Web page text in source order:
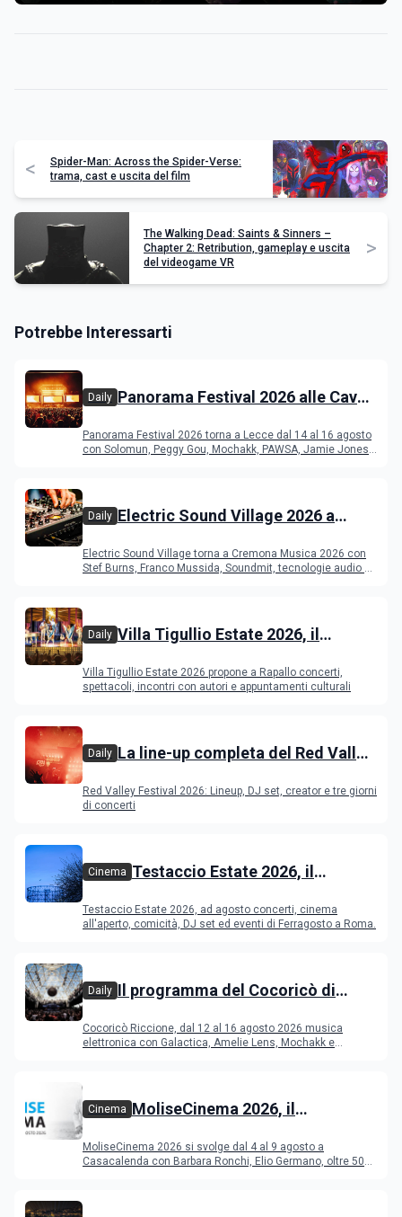
<
Spider-Man: Across the Spider-Verse:
trama, cast e uscita del film
The Walking Dead: Saints & Sinners –
Chapter 2: Retribution, gameplay e uscita
del videogame VR
>
Potrebbe Interessarti
Daily Panorama Festival 2026 alle Cave
programma
Panorama Festival 2026 torna a Lecce dal 14 al 16 agosto
con Solomun, Peggy Gou, Mochakk, PAWSA, Jamie Jones
Daily Electric Sound Village 2026 a
Young Band Contest, il programma
Electric Sound Village torna a Cremona Musica 2026 con
Stef Burns, Franco Mussida, Soundmit, tecnologie audio e
Daily Villa Tigullio Estate 2026, il
Villa Tigullio Estate 2026 propone a Rapallo concerti,
spettacoli, incontri con autori e appuntamenti culturali
Daily La line-up completa del Red Valley
Red Valley Festival 2026: Lineup, DJ set, creator e tre giorni
di concerti
Cinema Testaccio Estate 2026, il
Ferragosto
Testaccio Estate 2026, ad agosto concerti, cinema
all'aperto, comicità, DJ set ed eventi di Ferragosto a Roma.
Daily Il programma del Cocoricò di
Cocoricò Riccione, dal 12 al 16 agosto 2026 musica
elettronica con Galactica, Amelie Lens, Mochakk e
Cinema MoliseCinema 2026, il
MoliseCinema 2026 si svolge dal 4 al 9 agosto a
Casacalenda con Barbara Ronchi, Elio Germano, oltre 50